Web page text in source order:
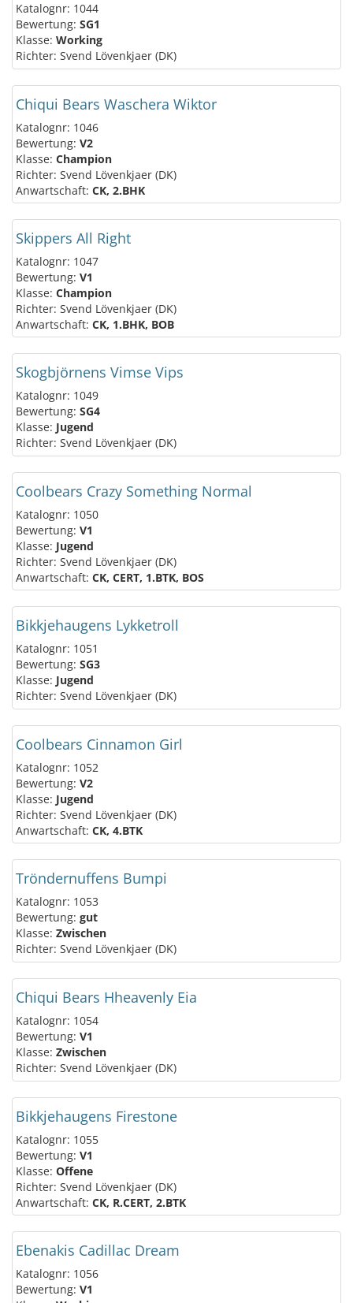
Katalognr: 1044
Bewertung: SG1
Klasse: Working
Richter: Svend Lövenkjaer (DK)
Chiqui Bears Waschera Wiktor
Katalognr: 1046
Bewertung: V2
Klasse: Champion
Richter: Svend Lövenkjaer (DK)
Anwartschaft: CK, 2.BHK
Skippers All Right
Katalognr: 1047
Bewertung: V1
Klasse: Champion
Richter: Svend Lövenkjaer (DK)
Anwartschaft: CK, 1.BHK, BOB
Skogbjörnens Vimse Vips
Katalognr: 1049
Bewertung: SG4
Klasse: Jugend
Richter: Svend Lövenkjaer (DK)
Coolbears Crazy Something Normal
Katalognr: 1050
Bewertung: V1
Klasse: Jugend
Richter: Svend Lövenkjaer (DK)
Anwartschaft: CK, CERT, 1.BTK, BOS
Bikkjehaugens Lykketroll
Katalognr: 1051
Bewertung: SG3
Klasse: Jugend
Richter: Svend Lövenkjaer (DK)
Coolbears Cinnamon Girl
Katalognr: 1052
Bewertung: V2
Klasse: Jugend
Richter: Svend Lövenkjaer (DK)
Anwartschaft: CK, 4.BTK
Tröndernuffens Bumpi
Katalognr: 1053
Bewertung: gut
Klasse: Zwischen
Richter: Svend Lövenkjaer (DK)
Chiqui Bears Hheavenly Eia
Katalognr: 1054
Bewertung: V1
Klasse: Zwischen
Richter: Svend Lövenkjaer (DK)
Bikkjehaugens Firestone
Katalognr: 1055
Bewertung: V1
Klasse: Offene
Richter: Svend Lövenkjaer (DK)
Anwartschaft: CK, R.CERT, 2.BTK
Ebenakis Cadillac Dream
Katalognr: 1056
Bewertung: V1